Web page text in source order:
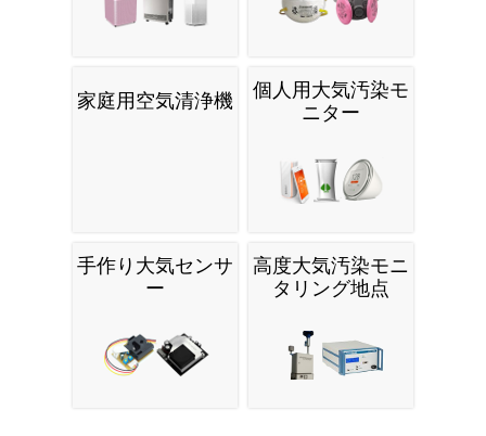
家庭用空気清浄機
個人用大気汚染モ
ニター
手作り大気センサ
ー
高度大気汚染モニ
タリング地点